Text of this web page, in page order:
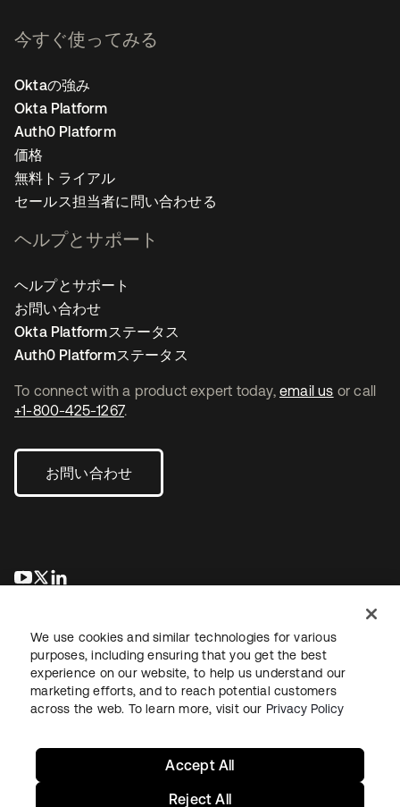
To connect with a product expert today, email us or call
+1-800-425-1267.
お問い合わせ
新しいタブで開く
新しいタブで開く
今すぐ使ってみる
Oktaの強み
Okta Platform
Auth0 Platform
価格
無料トライアル
セールス担当者に問い合わせる
ヘルプとサポート
ヘルプとサポート
お問い合わせ
Okta Platformステータス
Auth0 Platformステータス
法務プライバシーポリシーサイト利用規約セキュリティ
We use cookies and similar technologies for various
purposes, including ensuring that you get the best
experience on our website, to help us understand our
marketing efforts, and to reach potential customers
across the web. To learn more, visit our Privacy Policy
Reject All
Accept All